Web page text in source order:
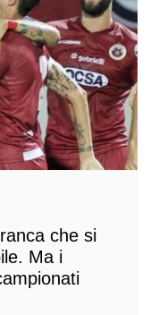
che si
Ma i